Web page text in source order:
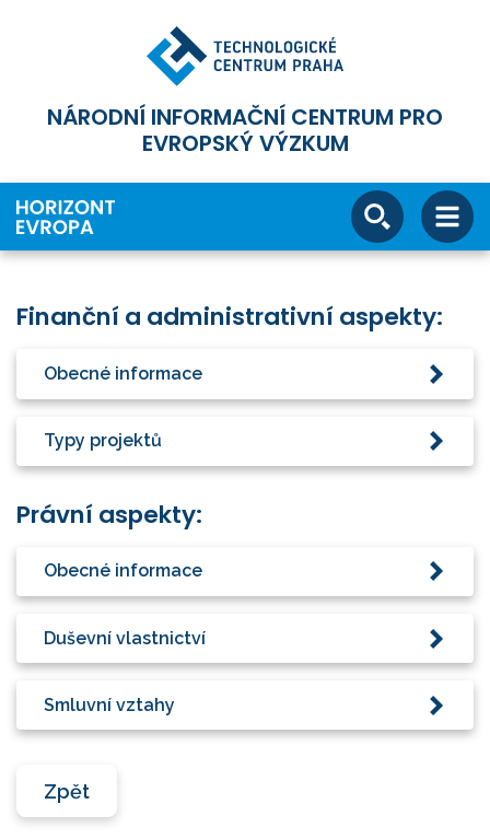
NÁRODNÍ INFORMAČNÍ CENTRUM PRO
EVROPSKÝ VÝZKUM
Finanční a administrativní aspekty:
Obecné informace
Typy projektů
Právní aspekty:
Obecné informace
Duševní vlastnictví
Smluvní vztahy
Zpět